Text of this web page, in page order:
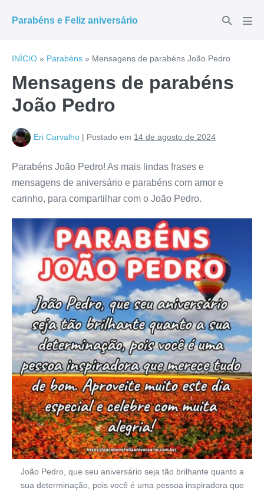
para
conteúdo
Parabéns e Feliz aniversário
Alternar
INÍCIO » Parabéns » Mensagens de parabéns João Pedro
Mensagens de parabéns
João Pedro
Eri Carvalho | Postado em 14 de agosto de 2024
Parabéns João Pedro! As mais lindas frases e
mensagens de aniversário e parabéns com amor e
carinho, para compartilhar com o João Pedro.
João Pedro, que seu aniversário seja tão brilhante quanto a
sua determinação, pois você é uma pessoa inspiradora que